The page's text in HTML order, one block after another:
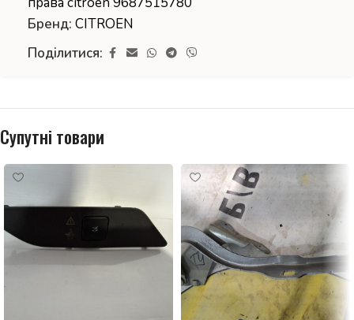
Бренд: CITROEN
Поділитися:
Супутні товари